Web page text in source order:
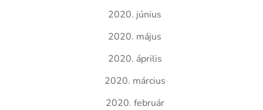
2020. június
2020. május
2020. április
2020. március
2020. február